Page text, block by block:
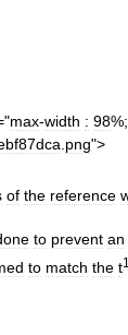
max-width : 98%;
png">
of the reference
to prevent an
to match the t1